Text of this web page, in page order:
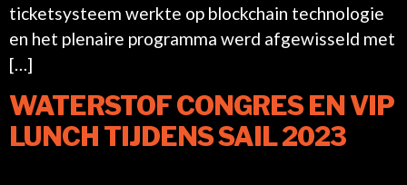
ticketsysteem werkte op blockchain technologie
en het plenaire programma werd afgewisseld met
[…]
WATERSTOF CONGRES EN VIP
LUNCH TIJDENS SAIL 2023